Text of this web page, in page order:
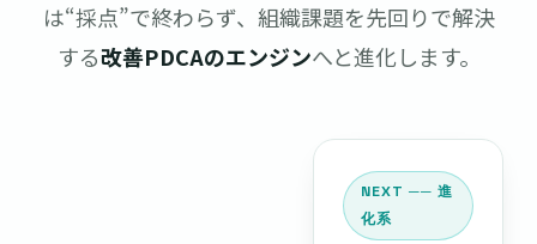
は“採点”で終わらず、組織課題を先回りで解決
する改善PDCAのエンジンへと進化します。
NEXT ── 進
化系